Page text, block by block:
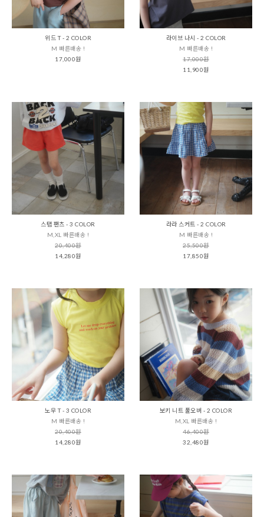
위드 T - 2 COLOR
M 빠른배송 !
17,000원
라이브 나시 - 2 COLOR
M 빠른배송 !
17,000원
11,900원
스탭 팬츠 - 3 COLOR
M,XL 빠른배송 !
20,400원
14,280원
라라 스커트 - 2 COLOR
M 빠른배송 !
25,500원
17,850원
노우 T - 3 COLOR
M 빠른배송 !
20,400원
14,280원
보키 니트 풀오버 - 2 COLOR
M,XL 빠른배송 !
46,400원
32,480원